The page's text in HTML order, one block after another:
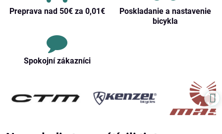
Preprava nad 50€ za 0,01€
Poskladanie a nastavenie
bicykla
Spokojní zákazníci